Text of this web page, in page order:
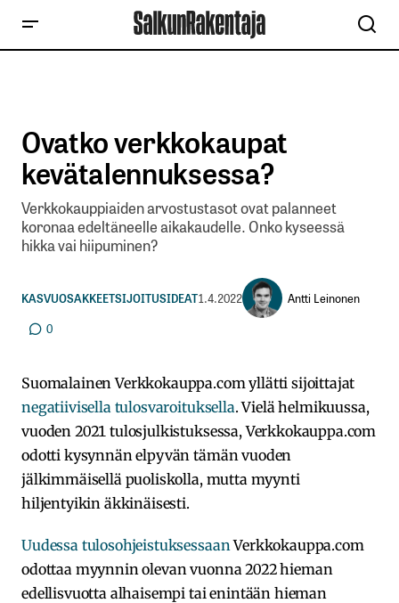
Ovatko verkkokaupat
kevätalennuksessa?
Verkkokauppiaiden arvostustasot ovat palanneet
koronaa edeltäneelle aikakaudelle. Onko kyseessä
hikka vai hiipuminen?
KASVUOSAKKEETSIJOITUSIDEAT1.4.2022
Antti Leinonen
0
Suomalainen Verkkokauppa.com yllätti sijoittajat
negatiivisella tulosvaroituksella. Vielä helmikuussa,
vuoden 2021 tulosjulkistuksessa, Verkkokauppa.com
odotti kysynnän elpyvän tämän vuoden
jälkimmäisellä puoliskolla, mutta myynti
hiljentyikin äkkinäisesti.
Uudessa tulosohjeistuksessaanVerkkokauppa.com
odottaa myynnin olevan vuonna 2022 hieman
edellisvuotta alhaisempi tai enintään hieman